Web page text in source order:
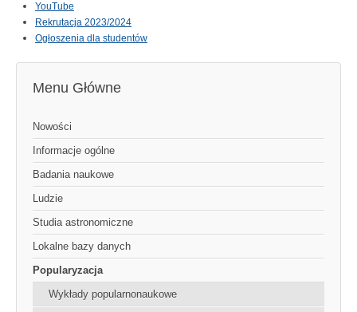
YouTube
Rekrutacja 2023/2024
Ogłoszenia dla studentów
Menu Główne
Nowości
Informacje ogólne
Badania naukowe
Ludzie
Studia astronomiczne
Lokalne bazy danych
Popularyzacja
Wykłady popularnonaukowe